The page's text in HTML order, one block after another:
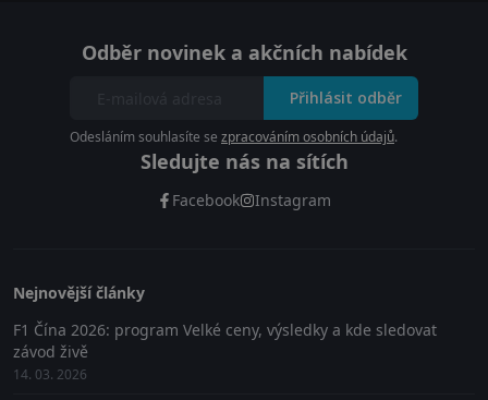
Odběr novinek a akčních nabídek
Přihlásit odběr
Odesláním souhlasíte se zpracováním osobních údajů.
Sledujte nás na sítích
Facebook Instagram
Nejnovější články
F1 Čína 2026: program Velké ceny, výsledky a kde sledovat
závod živě
14. 03. 2026